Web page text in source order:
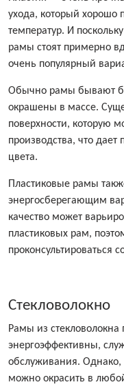
ухода, который хорошо
температур. И
рамы стоят примерно
очень популярный
Обычно рамы бывают
окрашены в массе.
поверхности, которую
производства, что
цвета.
Пластиковые рамы
энергосберегающим
качество может
пластиковых рам,
проконсультироваться
Стекловолокно
Рамы из
энергоэффективны,
обслуживания. Однако,
можно окрасить в